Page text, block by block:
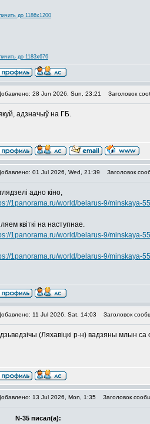
до 1186x1200
до 1183x676
28 Jun 2026, Sun, 23:21 Заголовок
адзначыў на ГБ.
01 Jul 2026, Wed, 21:39 Заголовок
адно кіно,
1panorama.ru/world/belarus-9/minskaya-
квіткі на наступнае.
1panorama.ru/world/belarus-9/minskaya-
1panorama.ru/world/belarus-9/minskaya-
11 Jul 2026, Sat, 14:03 Заголовок
(Ляхавіцкі р-н) вадзяны млын
13 Jul 2026, Mon, 1:35 Заголовок
N-35 писал(а):